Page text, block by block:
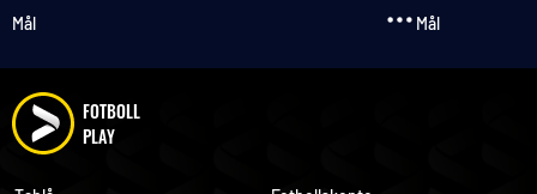
Mål Mål
FOTBOLL
PLAY